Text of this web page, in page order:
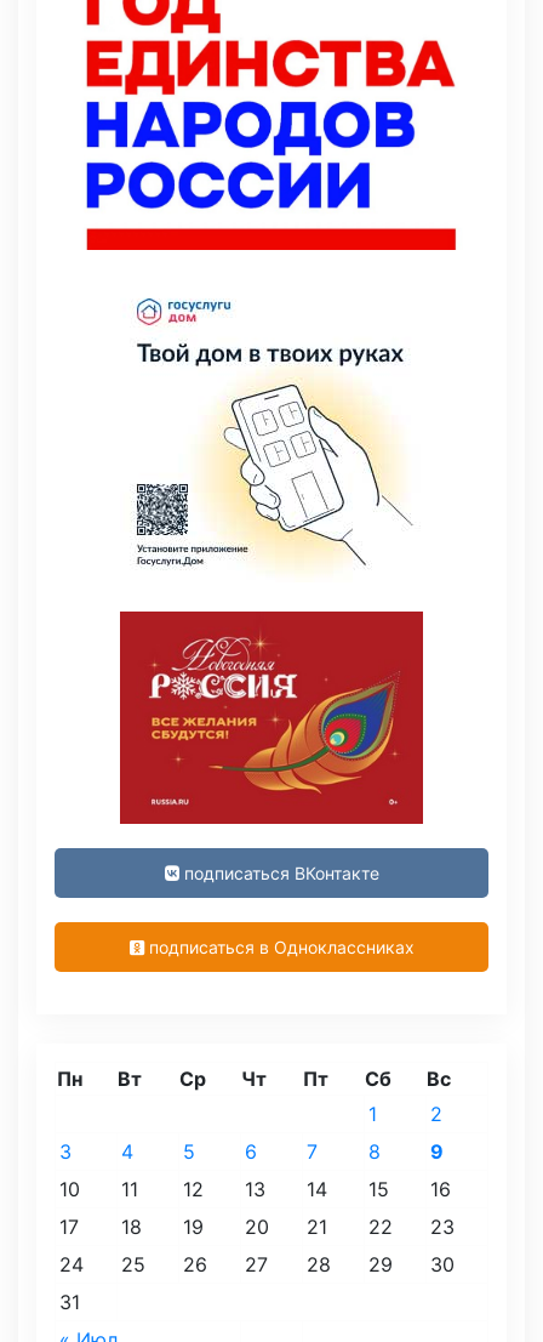
подписаться ВКонтакте
подписаться в Одноклассниках
Пн Вт Ср Чт Пт Сб Вс
1
2
3
4 5 6 7 8
9
10
11 12 13 14 15
16
17
18 19 20 21 22
23
24
25 26 27 28 29
30
31